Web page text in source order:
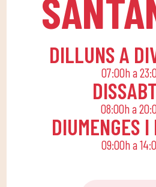
tota la família conciliar
la seva rutina diària
amb una vida activa,
oferint activitats
lúdiques i educatives
perquè els petits de
casa gaudeixin sols o en
DILLUNS A
07:00h a
08:00h a
DIUMENGES
09:00h a